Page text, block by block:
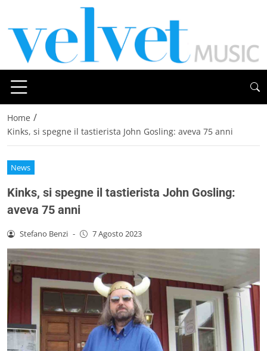
Home /
Kinks, si spegne il tastierista John Gosling: aveva 75 anni
News
Kinks, si spegne il tastierista John Gosling:
aveva 75 anni
Stefano Benzi - 7 Agosto 2023